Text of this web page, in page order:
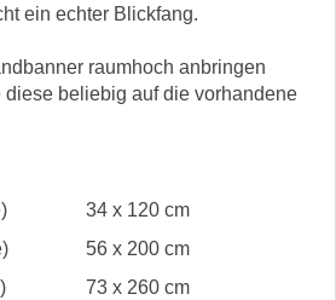
ein echter Blickfang.
raumhoch anbringen
diese beliebig auf die vorhandene
34 x 120 cm
56 x 200 cm
73 x 260 cm